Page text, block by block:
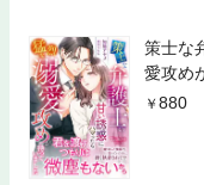
策士な
愛攻め
880